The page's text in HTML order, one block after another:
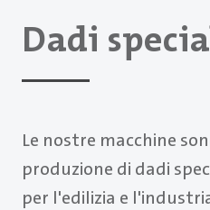
Dadi
Le nostre macchine
produzione di dadi
per l'edilizia e